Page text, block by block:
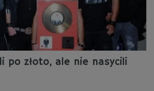
po złoto, ale nie nasycili